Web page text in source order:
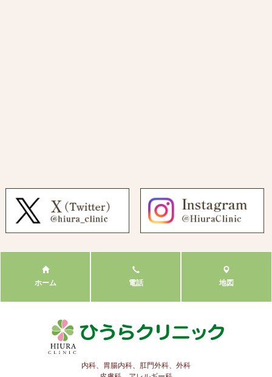
ホーム 電話 地図
内科、胃腸内科、肛門外科、外科